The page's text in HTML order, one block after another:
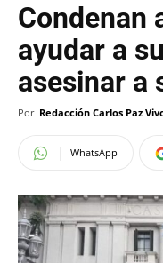
Condenan
ayudar a
asesinar a
Por Redacción Carlos Paz
WhatsApp